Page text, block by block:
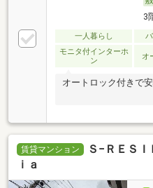
3
一人暮らし
モニタ付インターホ
ン
オ
オートロック付きで
賃貸マンション
Ｓ−ＲＥＳ
ｉａ